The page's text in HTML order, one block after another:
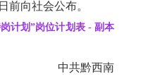
前向社会公布。
计划”岗位计划表 - 副本
中共黔西南